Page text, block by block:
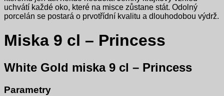
uchvátí každé oko, které na misce zůstane stát. Odolný
porcelán se postará o prvotřídní kvalitu a dlouhodobou výdrž.
Miska 9 cl – Princess
White Gold miska 9 cl – Princess
Parametry